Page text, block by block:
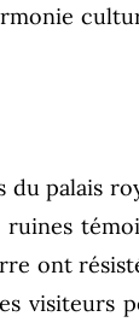
du palais
ont
visiteurs